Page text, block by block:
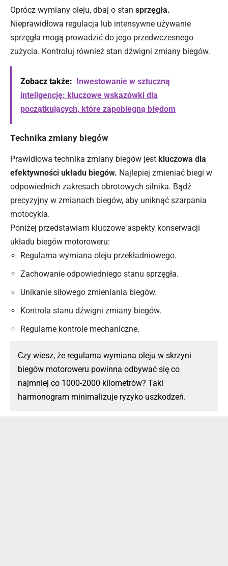
Oprócz wymiany oleju, dbaj o stan sprzęgła.
Nieprawidłowa regulacja lub intensywne używanie
sprzęgła mogą prowadzić do jego przedwczesnego
zużycia. Kontroluj również stan dźwigni zmiany biegów.
Zobacz także: Inwestowanie w sztuczną
inteligencję: kluczowe wskazówki dla
początkujących, które zapobiegną błędom
Technika zmiany biegów
Prawidłowa technika zmiany biegów jest kluczowa dla
efektywności układu biegów. Najlepiej zmieniać biegi w
odpowiednich zakresach obrotowych silnika. Bądź
precyzyjny w zmianach biegów, aby uniknąć szarpania
motocykla.
Poniżej przedstawiam kluczowe aspekty konserwacji
układu biegów motoroweru:
Regularna wymiana oleju przekładniowego.
Zachowanie odpowiedniego stanu sprzęgła.
Unikanie siłowego zmieniania biegów.
Kontrola stanu dźwigni zmiany biegów.
Regularne kontrole mechaniczne.
Czy wiesz, że regularna wymiana oleju w skrzyni
biegów motoroweru powinna odbywać się co
najmniej co 1000-2000 kilometrów? Taki
harmonogram minimalizuje ryzyko uszkodzeń.